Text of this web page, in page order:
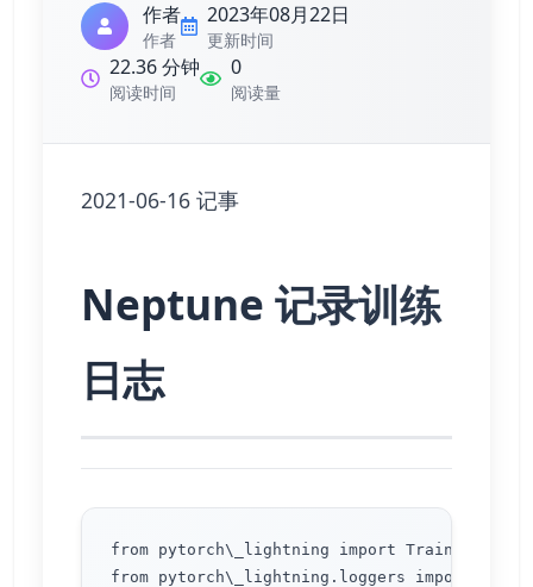
作者
作者
2023年08月22日
更新时间
22.36 分钟
阅读时间
0
阅读量
2021-06-16 记事
Neptune 记录训练
日志
from pytorch\_lightning import Trainer
from pytorch\_lightning.loggers import